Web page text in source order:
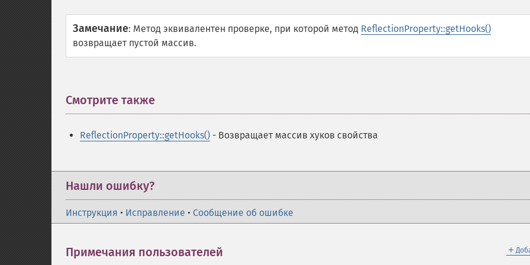
Замечание: Метод эквивалентен проверке, при которой метод ReflectionProperty::getHooks()
возвращает пустой массив.
Смотрите также
ReflectionProperty::getHooks() - Возвращает массив хуков свойства
Нашли ошибку?
Инструкция • Исправление • Сообщение об ошибке
＋
Примечания пользователей